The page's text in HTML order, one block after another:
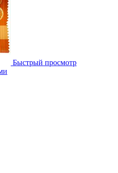
Быстрый просмотр